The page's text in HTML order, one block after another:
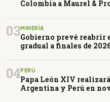
Colombia a Maurel &
03MINERÍA
Gobierno prevé reabrir
gradual a finales de
04PERÚ
Papa León XIV
Argentina y Perú en